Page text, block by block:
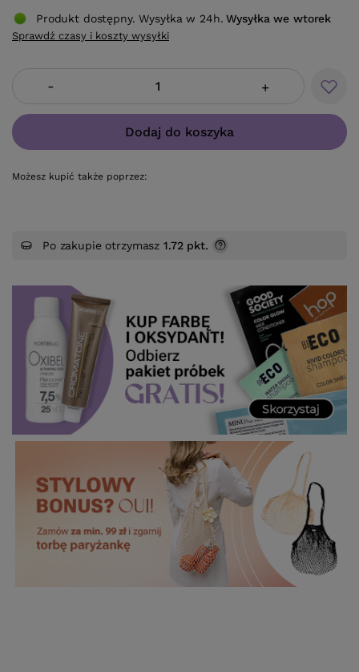
- +
Dodaj do koszyka
Możesz kupić także poprzez:
Produkt dostępny. Wysyłka w 24h. Wysyłkawe wtorek
Sprawdź czasy i koszty wysyłki
Po zakupie otrzymasz1.72 pkt.